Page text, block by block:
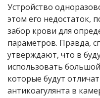
Устройство
этом его недостаток,
забор крови для
параметров. Правда,
утверждают, что в
использовать
которые будут
антикоагулянта в